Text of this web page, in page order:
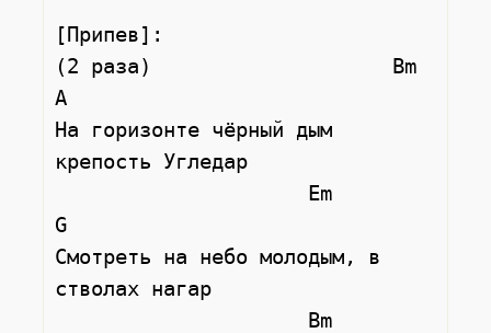
[Припев]:
(2 раза)                    Bm
A
На горизонте чёрный дым
крепость Угледар
G
Смотреть на небо молодым, в
стволах нагар